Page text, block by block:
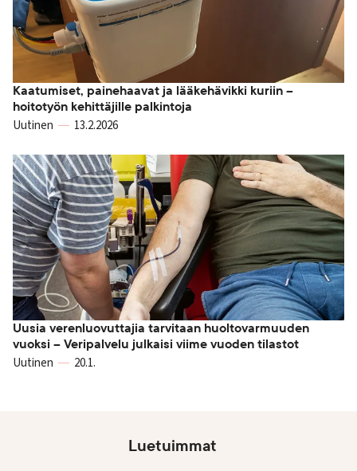
Kaatumiset, painehaavat ja lääkehävikki kuriin –
hoitotyön kehittäjille palkintoja
Uutinen 13.2.2026
Uusia verenluovuttajia tarvitaan huoltovarmuuden
vuoksi – Veripalvelu julkaisi viime vuoden tilastot
Uutinen 20.1.
Luetuimmat